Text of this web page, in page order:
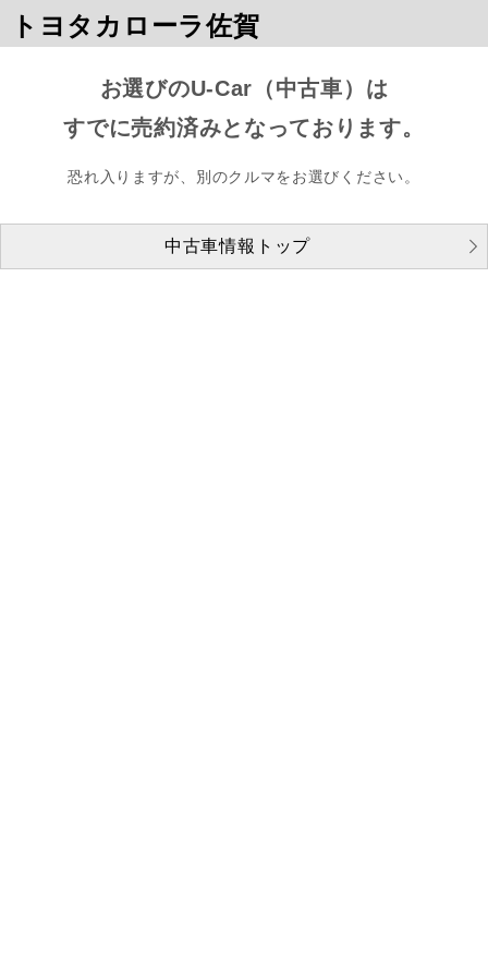
トヨタカローラ佐賀
お選びのU-Car（中古車）は
すでに売約済みとなっております。
恐れ入りますが、別のクルマをお選びください。
中古車情報トップ